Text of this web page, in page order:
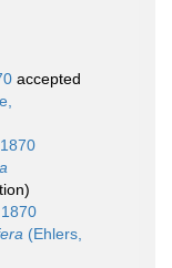
accepted
(Ehlers,